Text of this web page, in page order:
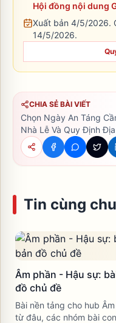
Hội đồng nội dung
Xuất bản 4/5/2026.
14/5/2026.
CHIA SẺ BÀI VIẾT
Chọn Ngày An Táng
Nhà Lễ Và Quy Định
Tin cùng
Âm phần - Hậu sự:
đồ chủ đề
Bài nền tảng cho hub
từ đâu, các nhóm bài